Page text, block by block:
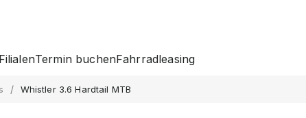
FilialenTermin buchenFahrradleasing
/ Whistler 3.6 Hardtail MTB